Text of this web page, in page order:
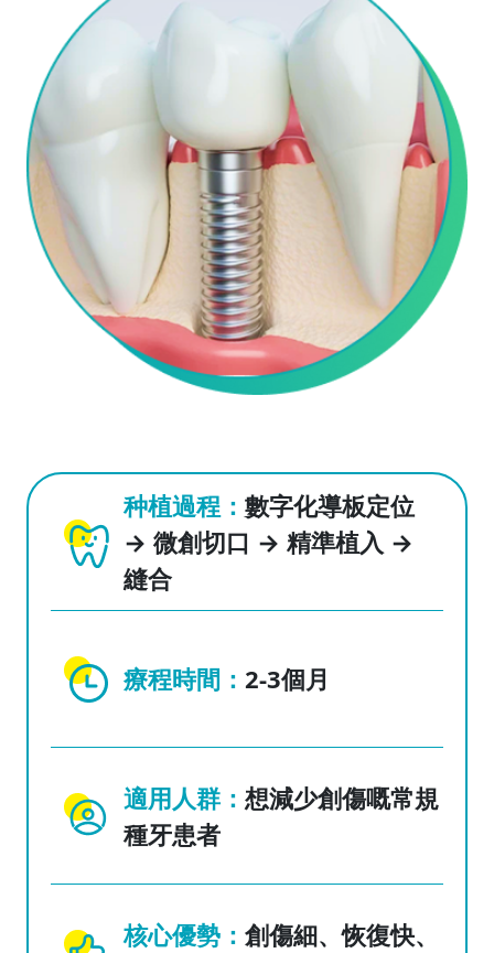
种植過程： 數字化導板定位
→ 微創切口 → 精準植入 →
縫合
療程時間： 2-3個月
適用人群： 想減少創傷嘅常規
種牙患者
核心優勢： 創傷細、恢復快、